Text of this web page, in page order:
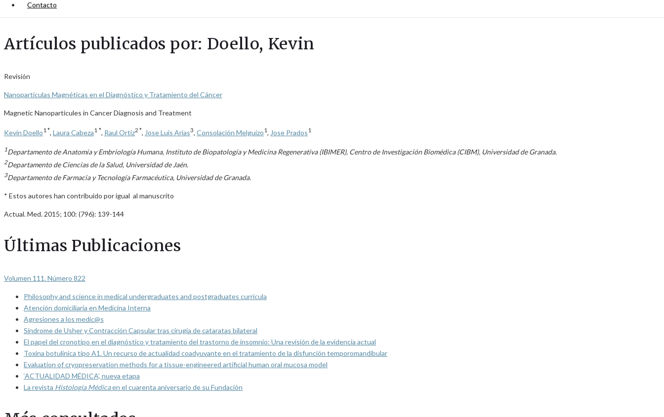
Contacto
Artículos publicados por: Doello, Kevin
Revisión
Nanopartículas Magnéticas en el Diagnóstico y Tratamiento del Cáncer
Magnetic Nanoparticules in Cancer Diagnosis and Treatment
Kevin Doello1 *, Laura Cabeza1 *, Raul Ortiz2 *, Jose Luis Arias3, Consolación Melguizo1, Jose Prados1
1Departamento de Anatomía y Embriología Humana, Instituto de Biopatología y Medicina Regenerativa (IBIMER), Centro de Investigación Biomédica (CIBM), Universidad de Granada.
2Departamento de Ciencias de la Salud, Universidad de Jaén.
3Departamento de Farmacia y Tecnología Farmacéutica, Universidad de Granada.
* Estos autores han contribuido por igual al manuscrito
Actual. Med. 2015; 100: (796): 139-144
Últimas Publicaciones
Volumen 111. Número 822
Philosophy and science in medical undergraduates and postgraduates curricula
Atención domiciliaria en Medicina Interna
Agresiones a los medic@s
Síndrome de Usher y Contracción Capsular tras cirugía de cataratas bilateral
El papel del cronotipo en el diagnóstico y tratamiento del trastorno de insomnio: Una revisión de la evidencia actual
Toxina botulínica tipo A1. Un recurso de actualidad coadyuvante en el tratamiento de la disfunción temporomandibular
Evaluation of cryopreservation methods for a tissue-engineered artificial human oral mucosa model
‘ACTUALIDAD MÉDICA’, nueva etapa
La revista Histología Médicaen el cuarenta aniversario de su Fundación